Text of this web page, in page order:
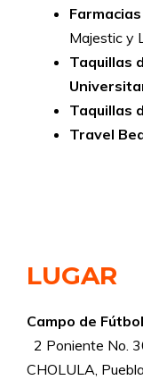
Majestic y
Taquillas
Taquillas
Travel
LUGAR
Campo de
2 Poniente No.
CHOLULA,